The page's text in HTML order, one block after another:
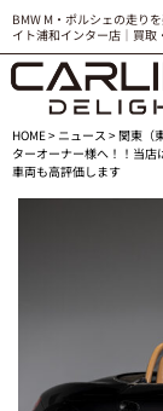
BMW M・ポルシェの走り
イト浦和インター店｜買
HOME> ニュース > 関東（
ターオーナー様へ！！当
車両も高評価します